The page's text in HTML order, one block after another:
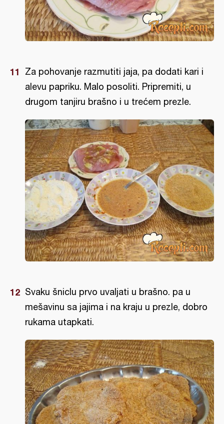
Za pohovanje razmutiti jaja, pa dodati kari i
alevu papriku. Malo posoliti. Pripremiti, u
drugom tanjiru brašno i u trećem prezle.
Svaku šniclu prvo uvaljati u brašno. pa u
mešavinu sa jajima i na kraju u prezle, dobro
rukama utapkati.